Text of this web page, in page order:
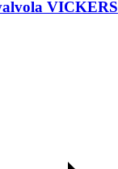
VICKERS